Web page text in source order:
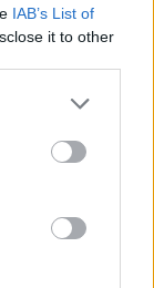
IAB’s List of
it to other